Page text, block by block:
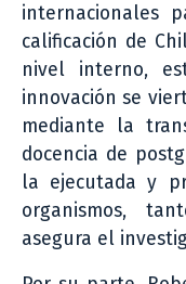
internacionales
calificación de
nivel interno,
innovación se
mediante la
docencia de
la ejecutada y
organismos,
asegura el